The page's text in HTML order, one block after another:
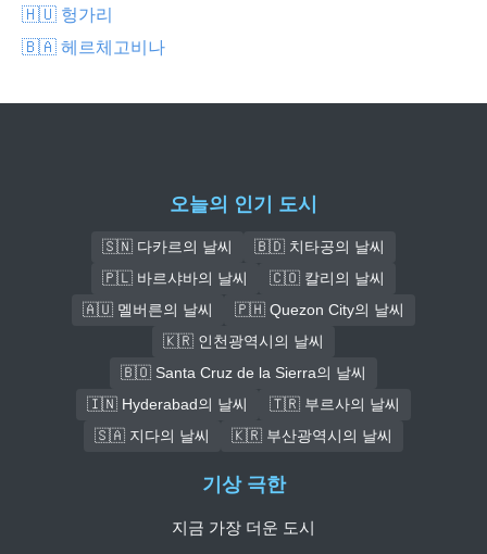
🇭🇺 헝가리
🇧🇦 헤르체고비나
오늘의 인기 도시
🇸🇳 다카르의 날씨
🇧🇩 치타공의 날씨
🇵🇱 바르샤바의 날씨
🇨🇴 칼리의 날씨
🇦🇺 멜버른의 날씨
🇵🇭 Quezon City의 날씨
🇰🇷 인천광역시의 날씨
🇧🇴 Santa Cruz de la Sierra의 날씨
🇮🇳 Hyderabad의 날씨
🇹🇷 부르사의 날씨
🇸🇦 지다의 날씨
🇰🇷 부산광역시의 날씨
기상 극한
지금 가장 더운 도시